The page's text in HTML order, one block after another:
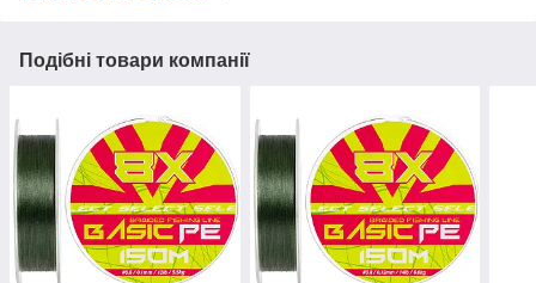
Подібні товари компанії